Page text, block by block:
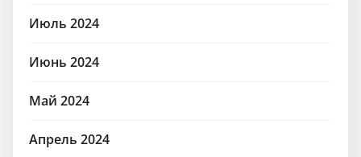
Июль 2024
Июнь 2024
Май 2024
Апрель 2024